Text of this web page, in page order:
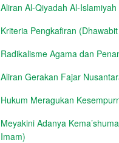
Aliran Al-Qiyadah Al-Islamiyah
Kriteria Pengkafiran
Radikalisme Agama dan
Aliran Gerakan Fajar
Hukum Meragukan
Meyakini Adanya
Imam)